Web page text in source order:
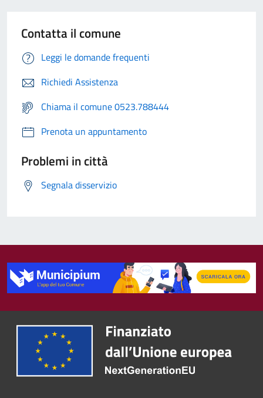
Contatta il comune
Leggi le domande frequenti
Richiedi Assistenza
Chiama il comune 0523.788444
Prenota un appuntamento
Problemi in città
Segnala disservizio